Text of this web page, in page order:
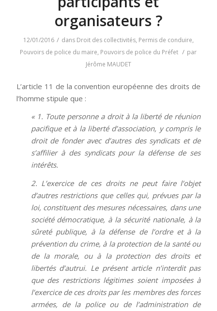
organisateurs ?
12/01/2016 / dans Droit des collectivités, Permis de conduire,
Pouvoirs de police du maire, Pouvoirs de police du Préfet / par
Jérôme MAUDET
L’article 11 de la convention européenne des droits de
l’homme stipule que :
« 1. Toute personne a droit à la liberté de réunion
pacifique et à la liberté d’association, y compris le
droit de fonder avec d’autres des syndicats et de
s’affilier à des syndicats pour la défense de ses
intérêts.
2. L’exercice de ces droits ne peut faire l’objet
d’autres restrictions que celles qui, prévues par la
loi, constituent des mesures nécessaires, dans une
société démocratique, à la sécurité nationale, à la
sûreté publique, à la défense de l’ordre et à la
prévention du crime, à la protection de la santé ou
de la morale, ou à la protection des droits et
libertés d’autrui. Le présent article n’interdit pas
que des restrictions légitimes soient imposées à
l’exercice de ces droits par les membres des forces
armées, de la police ou de l’administration de